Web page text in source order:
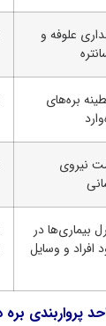
علوفه و
بره‌های
نیروی
بیماری‌ها در
و وسایل
پرواربندی بره